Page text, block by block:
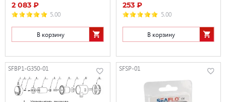
2 083 ₽
5.00
В корзину
253 ₽
5.00
В корзину
SFBP1-G350-01 SFSP-01